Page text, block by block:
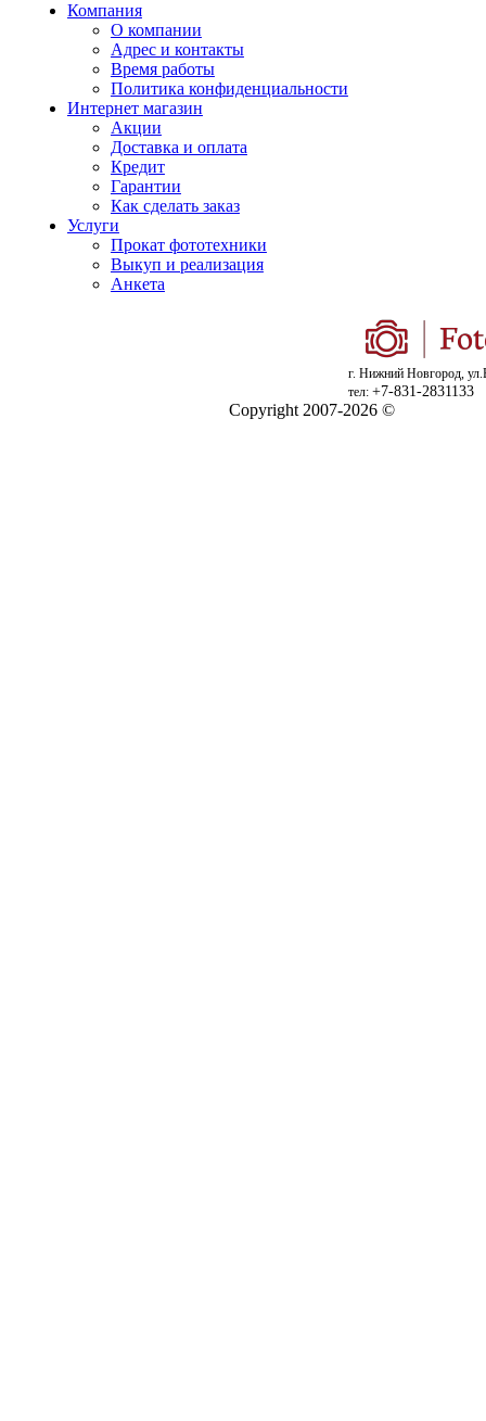
Компания
О компании
Адрес и контакты
Время работы
Политика конфиденциальности
Интернет магазин
Акции
Доставка и оплата
Кредит
Гарантии
Как сделать заказ
Услуги
Прокат фототехники
Выкуп и реализация
Анкета
г. Нижний Новгород,
тел: +7-831-2831133
Copyright 2007-2026 ©